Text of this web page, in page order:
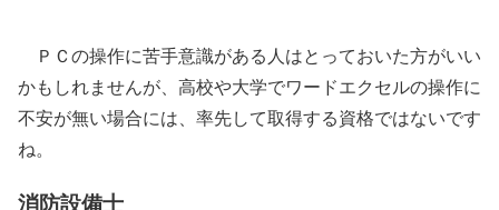
ＰＣの操作に苦手意識がある人はとっておいた方がいい
かもしれませんが、高校や大学でワードエクセルの操作に
不安が無い場合には、率先して取得する資格ではないです
ね。
消防設備士